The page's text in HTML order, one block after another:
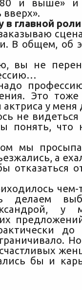
и выше»
вверх».
главной
В общем, об
вы не
Это
актриса у меня
не
понять, что
мы
а
отказаться
чем-
делаем
у
до
бы и